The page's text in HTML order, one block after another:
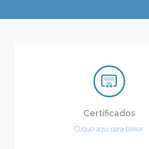
Certificados
Clique aqui para baixar